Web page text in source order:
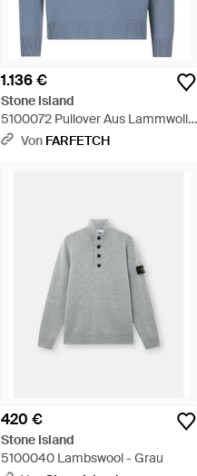
1.136 €
Stone Island
5100072 Pullover Aus Lammwolle
- Blau
Von FARFETCH
420 €
Stone Island
5100040 Lambswool - Grau